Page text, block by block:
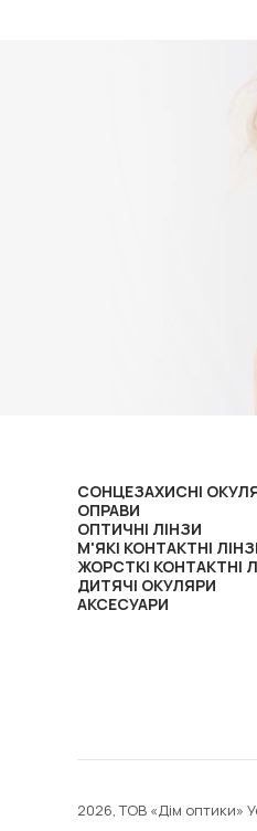
СОНЦЕЗАХИСНІ
ОПРАВИ
ОПТИЧНІ ЛІНЗИ
М'ЯКІ КОНТАКТНІ
ЖОРСТКІ КОНТАКТНІ
ДИТЯЧІ ОКУЛЯРИ
АКСЕСУАРИ
2026, ТОВ «Дім оптики»